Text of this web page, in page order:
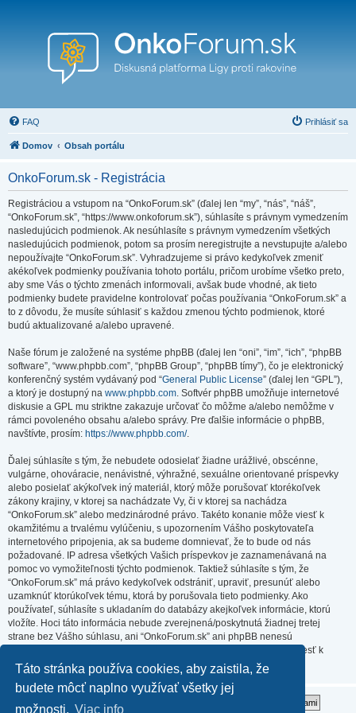
Táto stránka používa cookies, aby zaistila, že
budete môcť naplno využívať všetky jej
možnosti. Viac info
FAQ Prihlásiť sa
Domov Obsah portálu
OnkoForum.sk - Registrácia
Registráciou a vstupom na “OnkoForum.sk” (ďalej len “my”, “nás”, “náš”,
“OnkoForum.sk”, “https://www.onkoforum.sk”), súhlasíte s právnym vymedzením
nasledujúcich podmienok. Ak nesúhlasíte s právnym vymedzením všetkých
nasledujúcich podmienok, potom sa prosím neregistrujte a nevstupujte a/alebo
nepoužívajte “OnkoForum.sk”. Vyhradzujeme si právo kedykoľvek zmeniť
akékoľvek podmienky používania tohoto portálu, pričom urobíme všetko preto,
aby sme Vás o týchto zmenách informovali, avšak bude vhodné, ak tieto
podmienky budete pravidelne kontrolovať počas používania “OnkoForum.sk” a
to z dôvodu, že musíte súhlasiť s každou zmenou týchto podmienok, ktoré
budú aktualizované a/alebo upravené.
Naše fórum je založené na systéme phpBB (ďalej len “oni”, “im”, “ich”, “phpBB
software”, “www.phpbb.com”, “phpBB Group”, “phpBB tímy”), čo je elektronický
konferenčný systém vydávaný pod “General Public License” (ďalej len “GPL”),
a ktorý je dostupný na www.phpbb.com. Softvér phpBB umožňuje internetové
diskusie a GPL mu striktne zakazuje určovať čo môžme a/alebo nemôžme v
rámci povoleného obsahu a/alebo správy. Pre ďalšie informácie o phpBB,
navštívte, prosím: https://www.phpbb.com/.
Ďalej súhlasíte s tým, že nebudete odosielať žiadne urážlivé, obscénne,
vulgárne, ohováracie, nenávistné, výhražné, sexuálne orientované príspevky
alebo posielať akýkoľvek iný materiál, ktorý môže porušovať ktorékoľvek
zákony krajiny, v ktorej sa nachádzate Vy, či v ktorej sa nachádza
“OnkoForum.sk” alebo medzinárodné právo. Takéto konanie môže viesť k
okamžitému a trvalému vylúčeniu, s upozornením Vášho poskytovateľa
internetového pripojenia, ak sa budeme domnievať, že to bude od nás
požadované. IP adresa všetkých Vašich príspevkov je zaznamenávaná na
pomoc vo vymožiteľnosti týchto podmienok. Taktiež súhlasíte s tým, že
“OnkoForum.sk” má právo kedykoľvek odstrániť, upraviť, presunúť alebo
uzamknúť ktorúkoľvek tému, ktorá by porušovala tieto podmienky. Ako
používateľ, súhlasíte s ukladaním do databázy akejkoľvek informácie, ktorú
vložíte. Hoci táto informácia nebude zverejnená/poskytnutá žiadnej tretej
strane bez Vášho súhlasu, ani “OnkoForum.sk” ani phpBB nenesú
zodpovednosť za akýkoľvek pokus o prienik (hacking), ktorý môže viesť k
zneužitiu týchto údajov.